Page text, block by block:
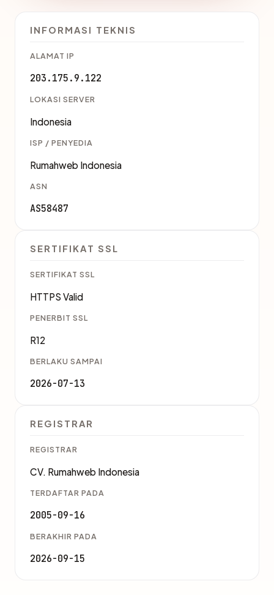
INFORMASI TEKNIS
ALAMAT IP
203.175.9.122
LOKASI SERVER
Indonesia
ISP / PENYEDIA
Rumahweb Indonesia
ASN
AS58487
SERTIFIKAT SSL
SERTIFIKAT SSL
HTTPS Valid
PENERBIT SSL
R12
BERLAKU SAMPAI
2026-07-13
REGISTRAR
REGISTRAR
CV. Rumahweb Indonesia
TERDAFTAR PADA
2005-09-16
BERAKHIR PADA
2026-09-15